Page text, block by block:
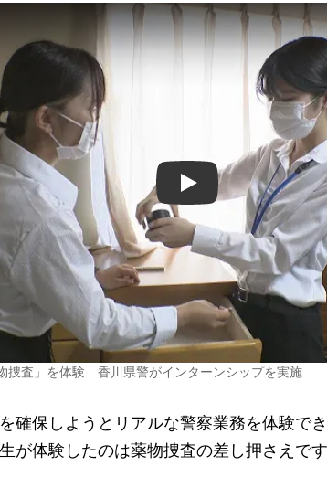
Play
捜査」を体験 香川県警がインターンシップを実施
確保しようとリアルな警察業務を体験で
が体験したのは薬物捜査の差し押さえです